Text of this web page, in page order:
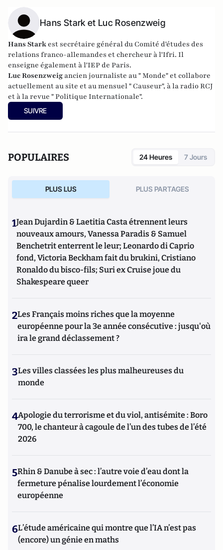
Hans Stark et Luc Rosenzweig
Hans Stark est secrétaire général du Comité d'études des
relations franco-allemandes et chercheur à l'Ifri. Il
enseigne également à l'IEP de Paris.
Luc Rosenzweig ancien journaliste au " Monde" et collabore
actuellement au site et au mensuel " Causeur", à la radio RCJ
et à la revue " Politique Internationale".
SUIVRE
POPULAIRES 24 Heures 7 Jours
PLUS LUS PLUS PARTAGES
1Jean Dujardin & Laetitia Casta étrennent leurs
nouveaux amours, Vanessa Paradis & Samuel
Benchetrit enterrent le leur; Leonardo di Caprio
fond, Victoria Beckham fait du brukini, Cristiano
Ronaldo du bisco-fils; Suri ex Cruise joue du
Shakespeare queer
2Les Français moins riches que la moyenne
européenne pour la 3e année consécutive : jusqu'où
ira le grand déclassement ?
3Les villes classées les plus malheureuses du
monde
4Apologie du terrorisme et du viol, antisémite : Boro
700, le chanteur à cagoule de l’un des tubes de l’été
2026
5Rhin & Danube à sec : l’autre voie d’eau dont la
fermeture pénalise lourdement l’économie
européenne
6L’étude américaine qui montre que l’IA n’est pas
(encore) un génie en maths